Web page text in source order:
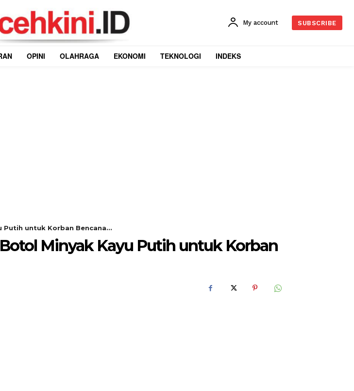
My account SUBSCRIBE
OPINI OLAHRAGA EKONOMI TEKNOLOGI INDEKS
Putih untuk Korban Bencana...
Minyak Kayu Putih untuk Korban